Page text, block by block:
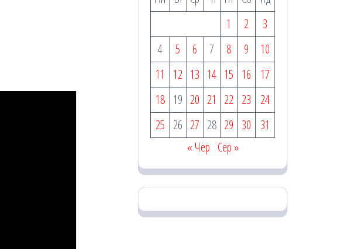
1
2
3
4
5 6 7 8 9
10
11
12 13 14 15 16
17
18 19 20 21 22 23
24
25 26 27 28 29 30
31
« Чер Сер »